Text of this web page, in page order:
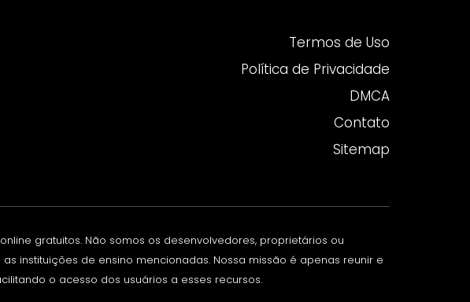
Termos de Uso
Política de Privacidade
DMCA
Contato
Sitemap
gratuitos. Não somos os desenvolvedores, proprietários ou
instituições de ensino mencionadas. Nossa missão é apenas reunir e
o acesso dos usuários a esses recursos.